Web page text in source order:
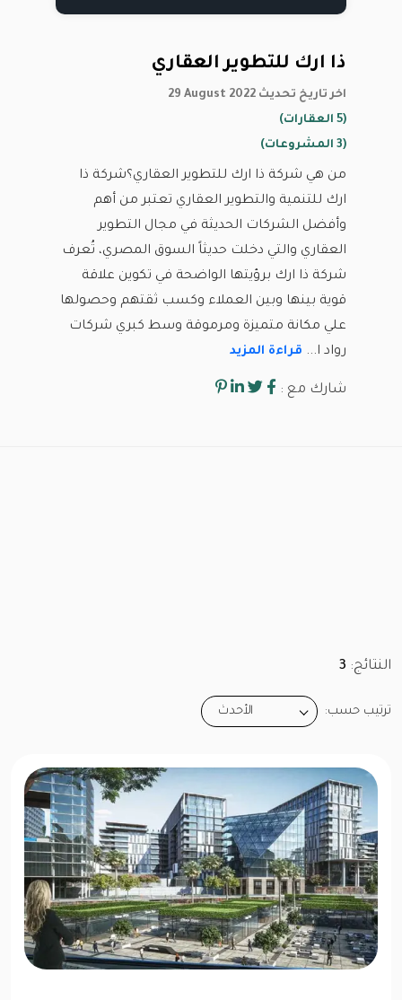
ذا ارك للتطوير العقاري
29 August 2022 اخر تاريخ تحديث
(5 العقارات)
(3 المشروعات)
من هي شركة ذا ارك للتطوير العقاري؟شركة ذا
ارك للتنمية والتطوير العقاري تعتبر من أهم
وأفضل الشركات الحديثة في مجال التطوير
العقاري والتي دخلت حديثاً السوق المصري، تُعرف
شركة ذا ارك برؤيتها الواضحة في تكوين علاقة
قوية بينها وبين العملاء وكسب ثقتهم وحصولها
علي مكانة متميزة ومرموقة وسط كبري شركات
رواد ا... قراءة المزيد
شارك مع :
النتائج: 3
ترتيب حسب: الأحدث